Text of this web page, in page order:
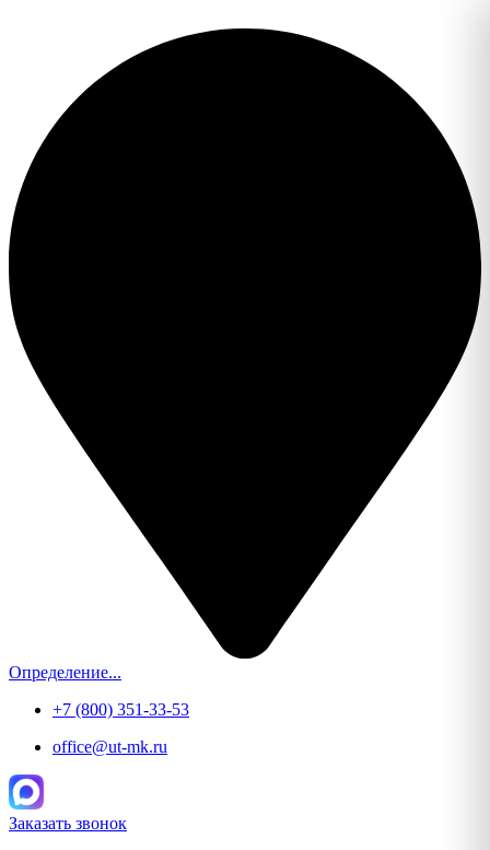
Определение...
+7 (800) 351-33-53
office@ut-mk.ru
Заказать звонок